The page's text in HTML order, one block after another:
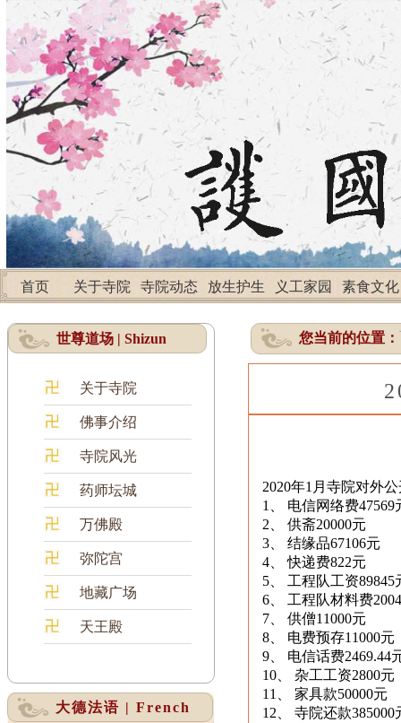
首页 关于寺院 寺院动态 放生护生 义工家园 素食文化
世尊道场 | Shizun
关于寺院
佛事介绍
寺院风光
药师坛城
万佛殿
弥陀宫
地藏广场
天王殿
大德法语 | French
您当前的位置：
2020年1月寺院对外
1、 电信网络费47569
2、 供斋20000元
3、 结缘品67106元
4、 快递费822元
5、 工程队工资89845
6、 工程队材料费
7、 供僧11000元
8、 电费预存11000元
9、 电信话费2469.44
10、 杂工工资2800元
11、 家具款50000元
12、 寺院还款385000